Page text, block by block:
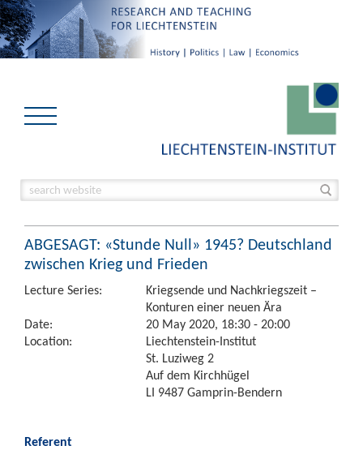
ABGESAGT: «Stunde Null» 1945? Deutschland
zwischen Krieg und Frieden
Lecture Series:
Kriegsende und Nachkriegszeit –
Konturen einer neuen Ära
Date:
20 May 2020, 18:30 - 20:00
Location:
Liechtenstein-Institut
St. Luziweg 2
Auf dem Kirchhügel
LI 9487 Gamprin-Bendern
Referent